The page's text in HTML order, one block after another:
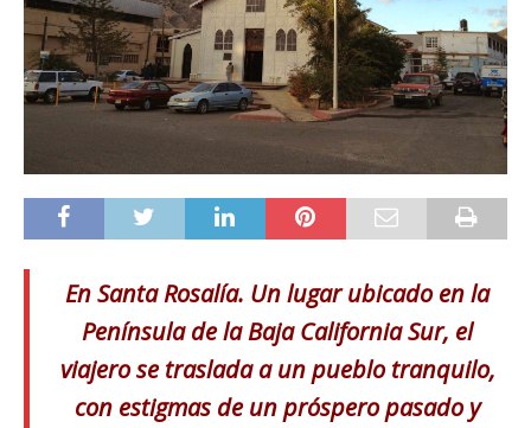
En Santa Rosalía. Un lugar ubicado en la
Península de la Baja California Sur, el
viajero se traslada a un pueblo tranquilo,
con estigmas de un próspero pasado y